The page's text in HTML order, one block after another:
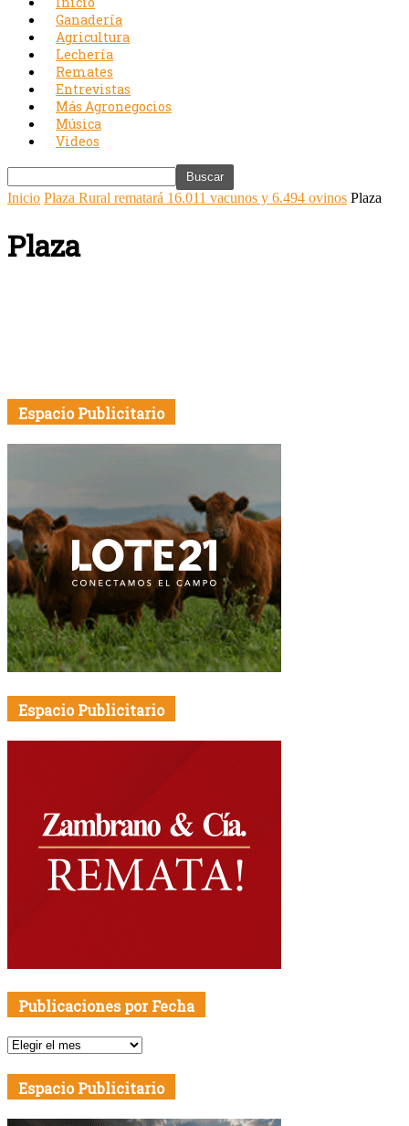
Ganadería
Agricultura
Lechería
Remates
Entrevistas
Más Agronegocios
Música
Videos
Inicio Plaza Rural rematará 16.011 vacunos y 6.494 ovinos Plaza
Plaza